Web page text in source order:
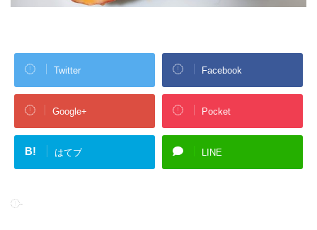
Twitter Facebook
Google+ Pocket
B! はてブ LINE
-